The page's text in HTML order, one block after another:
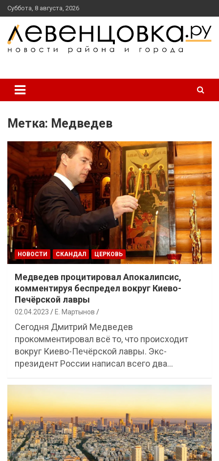
перейти
к
содержанию
Суббота, 8 августа, 2026
Метка: Медведев
НОВОСТИ СКАНДАЛ ЦЕРКОВЬ
Медведев процитировал Апокалипсис,
комментируя беспредел вокруг Киево-
Печёрской лавры
02.04.2023 Е. Мартынов
Сегодня Дмитрий Медведев
прокомментировал всё то, что происходит
вокруг Киево-Печёрской лавры. Экс-
президент России написал всего два…